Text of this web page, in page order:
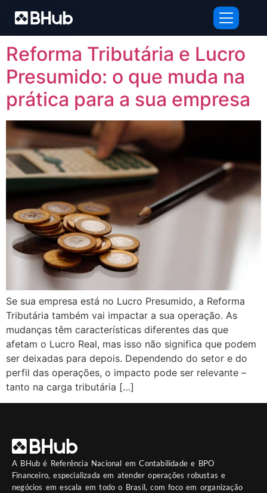
Tag:tributação
Reforma Tributária e Lucro
Presumido: o que muda na
prática para a sua empresa
Se sua empresa está no Lucro Presumido, a Reforma
Tributária também vai impactar a sua operação. As
mudanças têm características diferentes das que
afetam o Lucro Real, mas isso não significa que podem
ser deixadas para depois. Dependendo do setor e do
perfil das operações, o impacto pode ser relevante –
tanto na carga tributária […]
A BHub é Referência Nacional em Contabilidade e BPO
Financeiro, especializada em atender operações robustas e
negócios em escala em todo o Brasil, com foco em organização